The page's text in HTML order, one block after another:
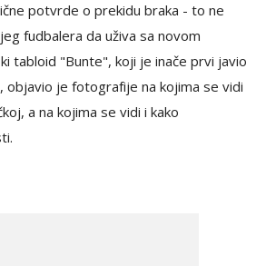
potvrde o prekidu braka - to ne
fudbalera da uživa sa novom
tabloid "Bunte", koji je inače prvi javio
objavio je fotografije na kojima se vidi
a na kojima se vidi i kako